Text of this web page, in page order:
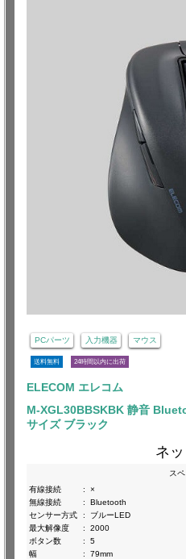
PCパーツ 入力機器 マウス
送料無料 24時間以内に出荷
ELECOM エレコム
M-XGL30BBSKBK 静音
サイズ ブラック
ネッ
ス
有線接続
:
×
無線接続
:
Bluetooth
センサー方式
:
ブルーLED
最大解像度
:
2000
ボタン数
:
5
幅
:
79mm